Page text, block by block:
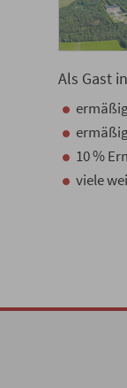
Als Gast
10 %
viele